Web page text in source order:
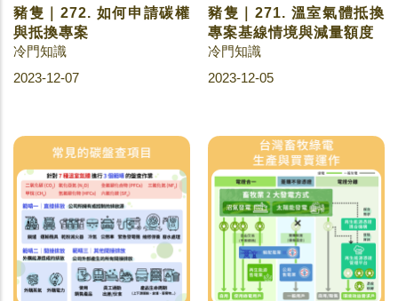
豬隻｜272. 如何申請碳權
與抵換專案
冷門知識
2023-12-07
豬隻｜271. 溫室氣體抵換
專案基線情境與減量額度
冷門知識
2023-12-05